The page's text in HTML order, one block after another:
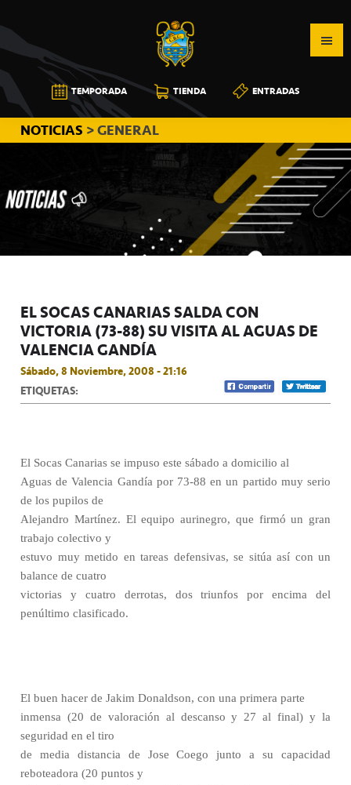
a
la
navegación
principal
al
contenido
principal
a
la
barra
lateral
principal
CB
CANARIAS
TEMPORADA TIENDA ENTRADAS
NOTICIAS > GENERAL
EL SOCAS CANARIAS SALDA CON
VICTORIA (73-88) SU VISITA AL AGUAS DE
VALENCIA GANDÍA
Sábado, 8 Noviembre, 2008 - 21:16
ETIQUETAS:
El Socas Canarias se impuso este sábado a domicilio al
Aguas de Valencia Gandía por 73-88 en un partido muy serio
de los pupilos de
Alejandro Martínez. El equipo aurinegro, que firmó un gran
trabajo colectivo y
estuvo muy metido en tareas defensivas, se sitúa así con un
balance de cuatro
victorias y cuatro derrotas, dos triunfos por encima del
penúltimo clasificado.
El buen hacer de Jakim Donaldson, con una primera parte
inmensa (20 de valoración al descanso y 27 al final) y la
seguridad en el tiro
de media distancia de Jose Coego junto a su capacidad
reboteadora (20 puntos y